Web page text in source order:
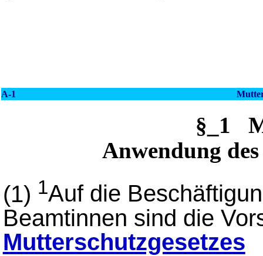
A-1
§_1
Anwendung
(1) 1Auf die
Beamtinnen sind die
Mutterschutzgesetzes